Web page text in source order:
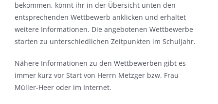
bekommen, könnt ihr in der Übersicht unten den
entsprechenden Wettbewerb anklicken und erhaltet
weitere Informationen. Die angebotenen Wettbewerbe
starten zu unterschiedlichen Zeitpunkten im Schuljahr.
Nähere Informationen zu den Wettbewerben gibt es
immer kurz vor Start von Herrn Metzger bzw. Frau
Müller-Heer oder im Internet.